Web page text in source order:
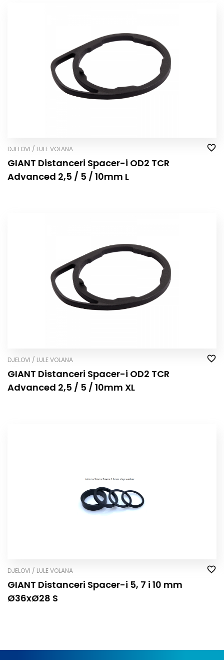
DJELOVI / LULE VOLANA
GIANT Distanceri Spacer-i OD2 TCR
Advanced 2,5 / 5 / 10mm L
DJELOVI / LULE VOLANA
GIANT Distanceri Spacer-i OD2 TCR
Advanced 2,5 / 5 / 10mm XL
DJELOVI / LULE VOLANA
GIANT Distanceri Spacer-i 5, 7 i 10 mm
Ø36xØ28 S